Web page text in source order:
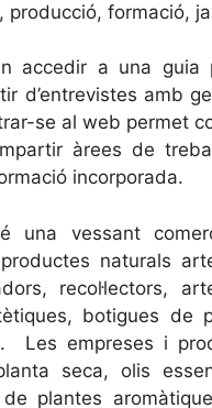
producció, formació,
accedir a una
d’entrevistes amb
se al web permet
àrees de
incorporada.
una vessant
naturals
recol·lectors,
botigues de
Les empreses i
seca, olis
plantes